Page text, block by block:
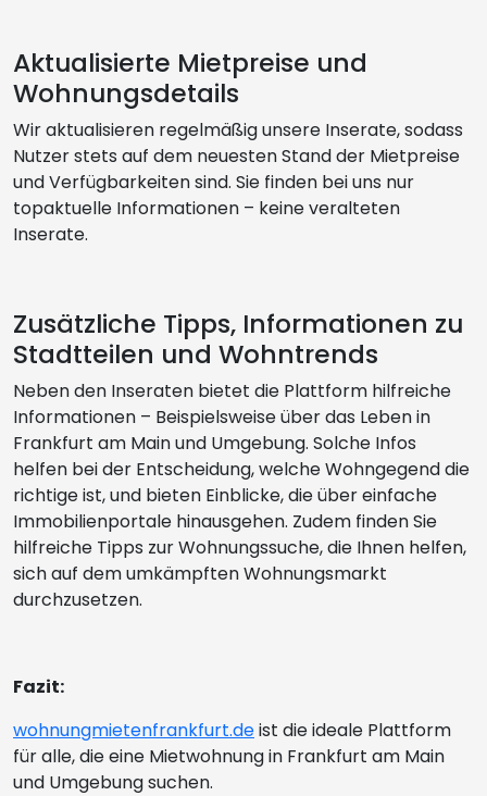
Aktualisierte Mietpreise und
Wohnungsdetails
Wir aktualisieren regelmäßig unsere Inserate, sodass
Nutzer stets auf dem neuesten Stand der Mietpreise
und Verfügbarkeiten sind. Sie finden bei uns nur
topaktuelle Informationen – keine veralteten
Inserate.
Zusätzliche Tipps, Informationen zu
Stadtteilen und Wohntrends
Neben den Inseraten bietet die Plattform hilfreiche
Informationen – Beispielsweise über das Leben in
Frankfurt am Main und Umgebung. Solche Infos
helfen bei der Entscheidung, welche Wohngegend die
richtige ist, und bieten Einblicke, die über einfache
Immobilienportale hinausgehen. Zudem finden Sie
hilfreiche Tipps zur Wohnungssuche, die Ihnen helfen,
sich auf dem umkämpften Wohnungsmarkt
durchzusetzen.
Fazit:
wohnungmietenfrankfurt.deist die ideale Plattform
für alle, die eine Mietwohnung in Frankfurt am Main
und Umgebung suchen.